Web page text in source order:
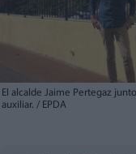
El alcalde Jaime Pertegaz
auxiliar. / EPDA